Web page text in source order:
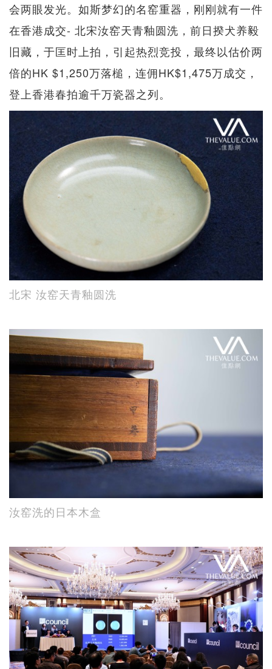
会两眼发光。如斯梦幻的名窑重器，刚刚就有一件
在香港成交- 北宋汝窑天青釉圆洗，前日揆犬养毅
旧藏，于匡时上拍，引起热烈竞投，最终以估价两
倍的HK $1,250万落槌，连佣HK$1,475万成交，
登上香港春拍逾千万瓷器之列。
北宋 汝窑天青釉圆洗
汝窑洗的日本木盒